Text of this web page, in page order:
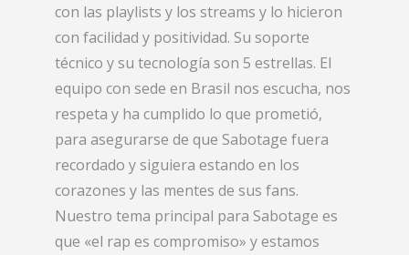
con las playlists y los streams y lo hicieron
con facilidad y positividad. Su soporte
técnico y su tecnología son 5 estrellas. El
equipo con sede en Brasil nos escucha, nos
respeta y ha cumplido lo que prometió,
para asegurarse de que Sabotage fuera
recordado y siguiera estando en los
corazones y las mentes de sus fans.
Nuestro tema principal para Sabotage es
que «el rap es compromiso» y estamos